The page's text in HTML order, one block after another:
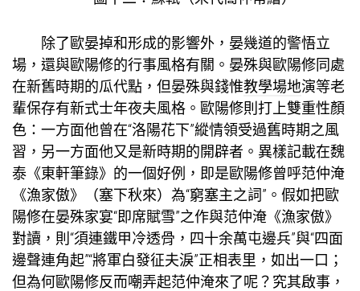
除了歐晏掉和形成的影響外，晏幾道的警悟立
場，還與歐陽修的行事風格有關。晏殊與歐陽修同處
在新舊時期的瓜代點，但晏殊與錢惟教學場地演等老
輩保存有新式士年夜夫風格。歐陽修則打上雙重性顏
色：一方面他曾在“洛陽花下”縱情領受過舊時期之風
習，另一方面他又是新時期的開辟者。異樣記載在魏
泰《東軒筆錄》的一個好例，即是歐陽修曾呼范仲淹
《漁家傲》（塞下秋來）為“窮塞主之詞”。假如把歐
陽修在晏殊家宴“即席賦雪”之作與范仲淹《漁家傲》
對讀，則“須連鐵甲冷透骨，四十余萬屯邊兵”與“四面
邊聲連角起”“將軍白發征夫淚”正相表里，如出一口；
但為何歐陽修反而嘲弄起范仲淹來了呢？究其啟事，